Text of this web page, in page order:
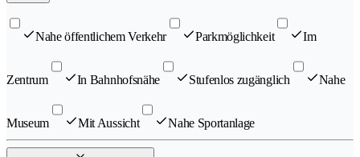
Nahe öffentlichem Verkehr Parkmöglichkeit Im
Zentrum In Bahnhofsnähe Stufenlos zugänglich Nahe
Museum Mit Aussicht Nahe Sportanlage